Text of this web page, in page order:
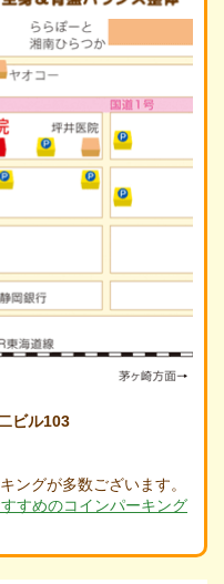
ビル103
ングが多数ございます。
すめのコインパーキング